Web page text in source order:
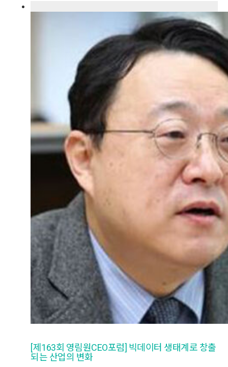
[제163회 영림원CEO포럼] 빅데이터 생태계로 창출
되는 산업의 변화